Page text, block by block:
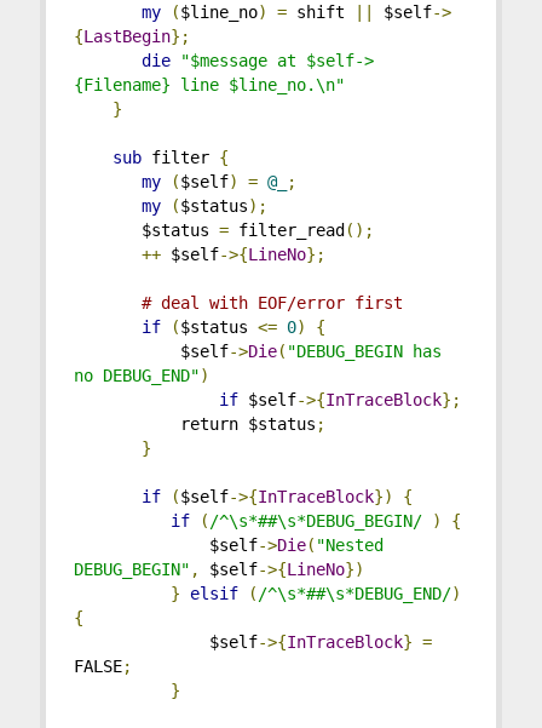
my
($line_no) = shift $self->
{LastBegin};
die
"$message at $self->
{Filename} line $line_no.\n"
}
sub filter {
my
($self) = @_
;
my
($status);
$status = filter_read ();
++ $self->{LineNo};
# deal with EOF/error first
if
($status <= 0)
{
$self->Die( "DEBUG_BEGIN has
no DEBUG_END")
if $self->{InTraceBlock};
return $status ;
}
if ($self->{InTraceBlock})
{
if
(/^\s*##\s*DEBUG_BEGIN/ )
{
$self->Die( "Nested
DEBUG_BEGIN" , $self->{LineNo})
}
elsif (/^\s*##\s*DEBUG_END/)
{
$self->{InTraceBlock} =
FALSE;
}